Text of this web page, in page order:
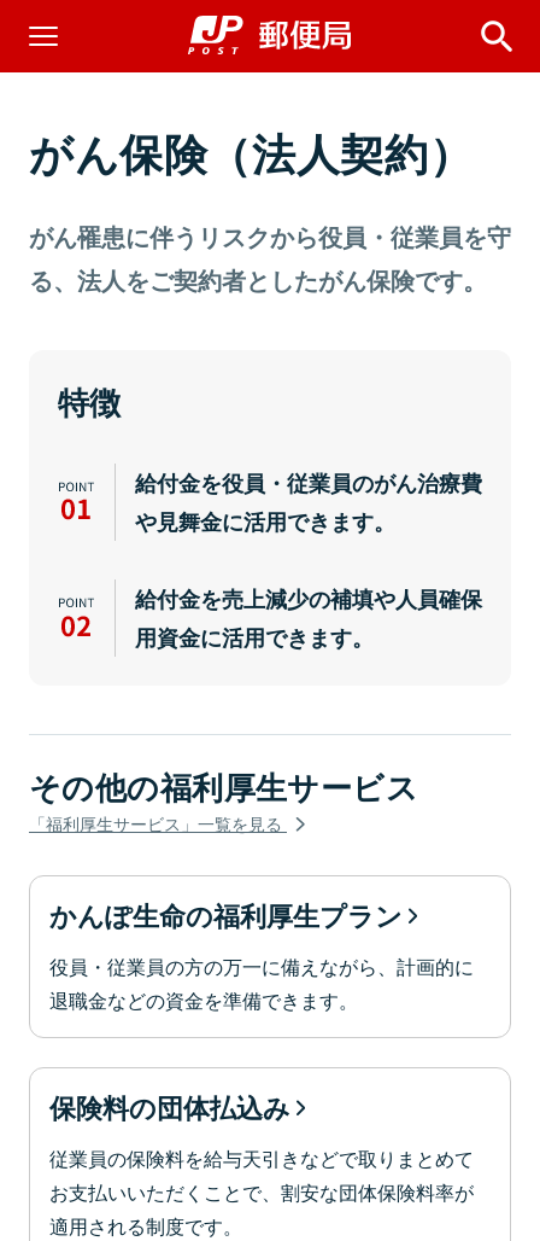
がん保険（法人契約）
がん罹患に伴うリスクから役員・従業員を守
る、法人をご契約者としたがん保険です。
特徴
給付金を役員・従業員のがん治療費
や見舞金に活用できます。
給付金を売上減少の補填や人員確保
用資金に活用できます。
その他の福利厚生サービス
「福利厚生サービス」一覧を見る
かんぽ生命の福利厚生プラン
役員・従業員の方の万一に備えながら、計画的に
退職金などの資金を準備できます。
保険料の団体払込み
従業員の保険料を給与天引きなどで取りまとめて
お支払いいただくことで、割安な団体保険料率が
適用される制度です。